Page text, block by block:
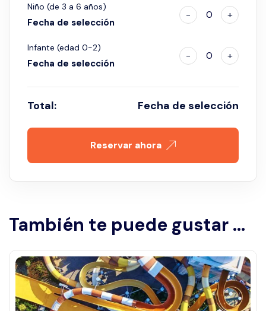
Niño (de 3 a 6 años)
Fecha de selección
- 0 +
Infante (edad 0-2)
Fecha de selección
- 0 +
Total: Fecha de selección
Reservar ahora
También te puede gustar ...